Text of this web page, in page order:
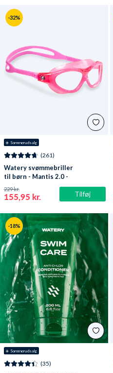
-32%
☀️ Sommerudsalg
Tilføj
(261)
Watery svømmebriller
til børn - Mantis 2.0 -
Atlantic Pink/klar
155,95 kr.
229 kr.
-18%
☀️ Sommerudsalg
(35)